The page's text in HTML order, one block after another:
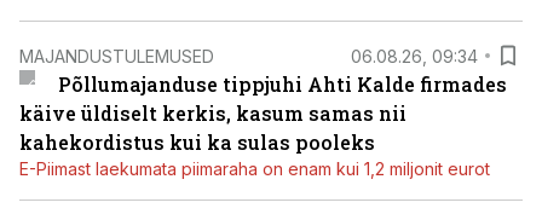
MAJANDUSTULEMUSED 06.08.26, 09:34
Põllumajanduse tippjuhi Ahti Kalde firmades
käive üldiselt kerkis, kasum samas nii
kahekordistus kui ka sulas pooleks
E-Piimast laekumata piimaraha on enam kui 1,2 miljonit eurot